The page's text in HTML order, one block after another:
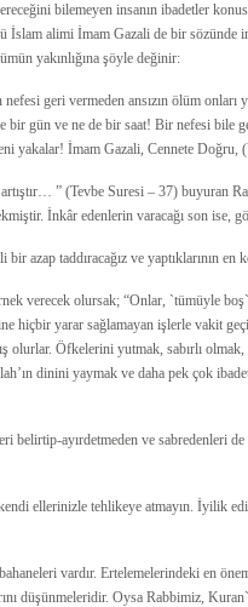
bilemeyen insanın ibadetler
alimi İmam Gazali de bir sözünde
yakınlığına şöyle değinir:
geri vermeden ansızın ölüm onları
bir gün ve ne de bir saat! Bir nefesi bile
yakalar! İmam Gazali, Cennete
” (Tevbe Suresi – 37) buyuran
İnkâr edenlerin varacağı son ise,
azap taddıracağız ve yaptıklarının
verecek olursak; “Onlar, `tümüyle
hiçbir yarar sağlamayan işlerle vakit
olurlar. Öfkelerini yutmak, sabırlı
dinini yaymak ve daha pek çok
belirtip-ayırdetmeden ve sabredenleri
ellerinizle tehlikeye atmayın. İyilik
vardır. Ertelemelerindeki en
düşünmeleridir. Oysa Rabbimiz,